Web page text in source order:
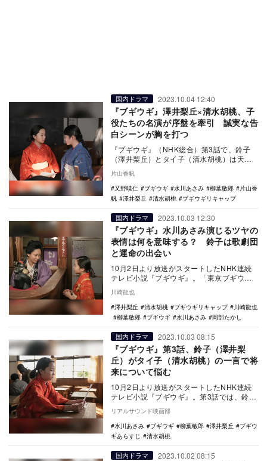
国内ドラマ 2023.10.04 12:40
『ブギウギ』澤井梨丘×清水胡桃、子
役たちの名演が序盤を牽引 誠実な告
白シーンが胸を打つ
『ブギウギ』（NHK総合）第3話で、鈴子
（澤井梨丘）とタイ子（清水胡桃）は天神
祭へ行った帰り、クラスの男子たちと遭遇
する。その中…
片山香帆
又野暁仁
ブギウギ 水川あさみ 柳葉敏郎
片山香
帆
澤井梨丘 清水胡桃 ブギウギリキャップ
国内ドラマ 2023.10.03 12:30
『ブギウギ』水川あさみ演じるツヤの
表情は何を意味する？ 鈴子は歌劇団
と運命の出会い
10月2日より放送がスタートしたNHK連続
テレビ小説『ブギウギ』。「東京ブギウ
モデルとした…
川崎龍也
澤井梨丘
清水胡桃 ブギウギリキャップ
川崎龍也
柳葉敏郎
ブギウギ 水川あさみ 岡部たかし
国内ドラマ 2023.10.03 08:15
『ブギウギ』第3話、鈴子（澤井梨
丘）がタイ子（清水胡桃）の一言で将
来について悩む
10月2日より放送がスタートしたNHK連続
テレビ小説『ブギウギ』。第3話では、鈴子
（澤井梨丘）がタイ子（清水胡桃）の一言
で自分の…
リアルサウンド映画部
水川あさみ
ブギウギ 柳葉敏郎 澤井梨丘
ブギウ
ギあらすじ
清水胡桃
国内ドラマ 2023.10.02 08:15